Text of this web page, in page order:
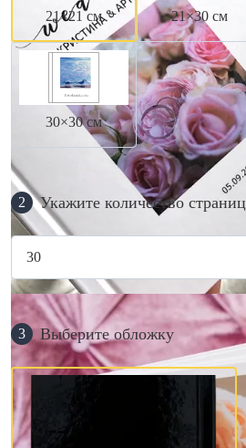
21×21 см 21×30 см
30×30 см
2 Укажите количество страниц
3 Выберите обложку